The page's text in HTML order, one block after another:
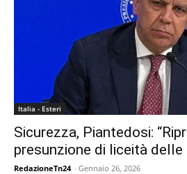
Italia - Esteri
Sicurezza, Piantedosi:
presunzione di liceità delle
RedazioneTn24 - Gennaio 26, 2026